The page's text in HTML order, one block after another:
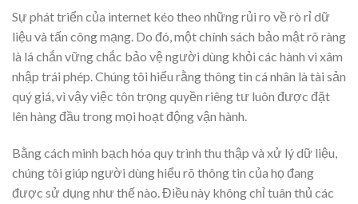
Sự phát triển của internet kéo theo những rủi ro về rò rỉ dữ
liệu và tấn công mạng. Do đó, một chính sách bảo mật rõ ràng
là lá chắn vững chắc bảo vệ người dùng khỏi các hành vi xâm
nhập trái phép. Chúng tôi hiểu rằng thông tin cá nhân là tài sản
quý giá, vì vậy việc tôn trọng quyền riêng tư luôn được đặt
lên hàng đầu trong mọi hoạt động vận hành.
Bằng cách minh bạch hóa quy trình thu thập và xử lý dữ liệu,
chúng tôi giúp người dùng hiểu rõ thông tin của họ đang
được sử dụng như thế nào. Điều này không chỉ tuân thủ các